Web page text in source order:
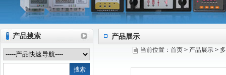
江苏艾斯特电气有限公司
产品搜索 产品展示
当前位置： 首页 > 产品展示 >